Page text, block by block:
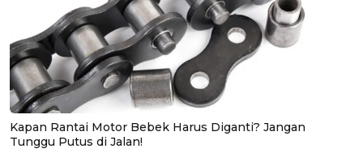
Kapan Rantai Motor Bebek Harus Diganti? Jangan
Tunggu Putus di Jalan!